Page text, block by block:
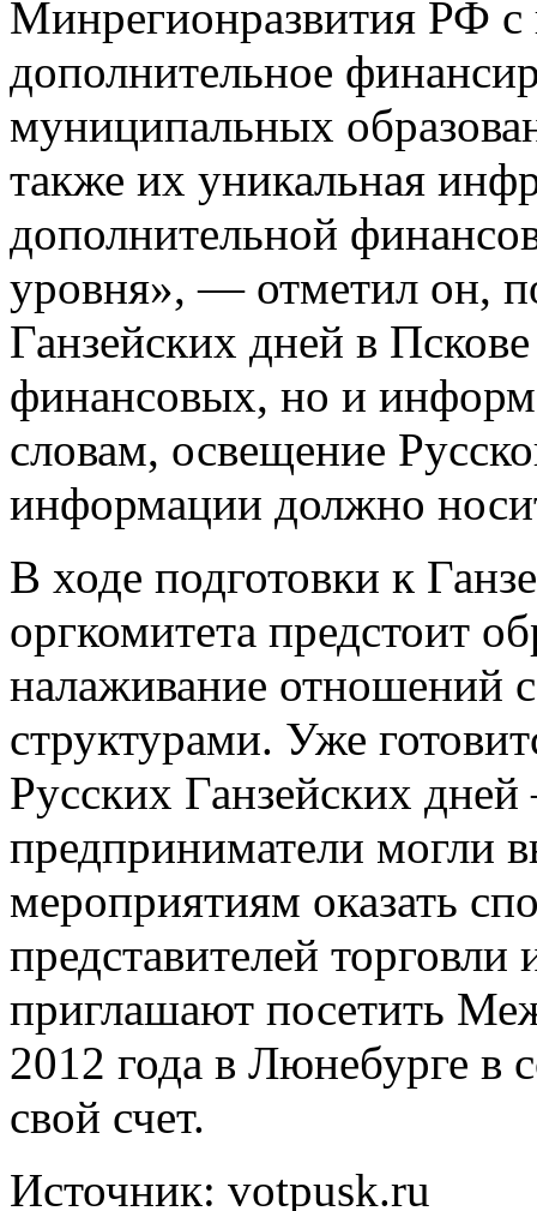
Минрегионразвития РФ с
дополнительное
муниципальных
также их уникальная
дополнительной
уровня», — отметил он,
Ганзейских дней в
финансовых, но и
словам, освещение
информации должно
В ходе подготовки к
оргкомитета предстоит
налаживание отношений
структурами. Уже
Русских Ганзейских
предприниматели могли
мероприятиям оказать
представителей торговли
приглашают посетить
2012 года в Люнебурге в
свой счет.
Источник: votpusk.ru